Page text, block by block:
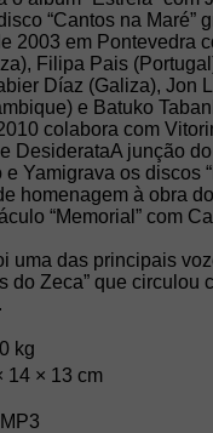
“Cantos na Maré”
2003 em Pontevedra
Filipa Pais
Díaz (Galiza), Jon
e Batuko
colabora com
DesiderataA junção
Yamigrava os discos
homenagem à obra
“Memorial” com
uma das principais
do Zeca” que circulou
kg
14 × 13 cm